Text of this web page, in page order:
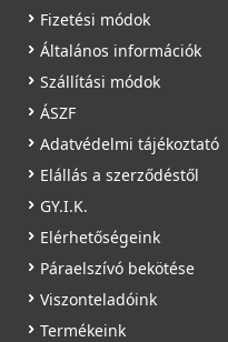
Fizetési módok
Általános információk
Szállítási módok
ÁSZF
Adatvédelmi tájékoztató
Elállás a szerződéstől
GY.I.K.
Elérhetőségeink
Páraelszívó bekötése
Viszonteladóink
Termékeink